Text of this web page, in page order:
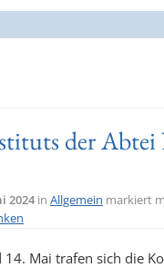
der
2024 in Allgemein markiert
14. Mai trafen sich die